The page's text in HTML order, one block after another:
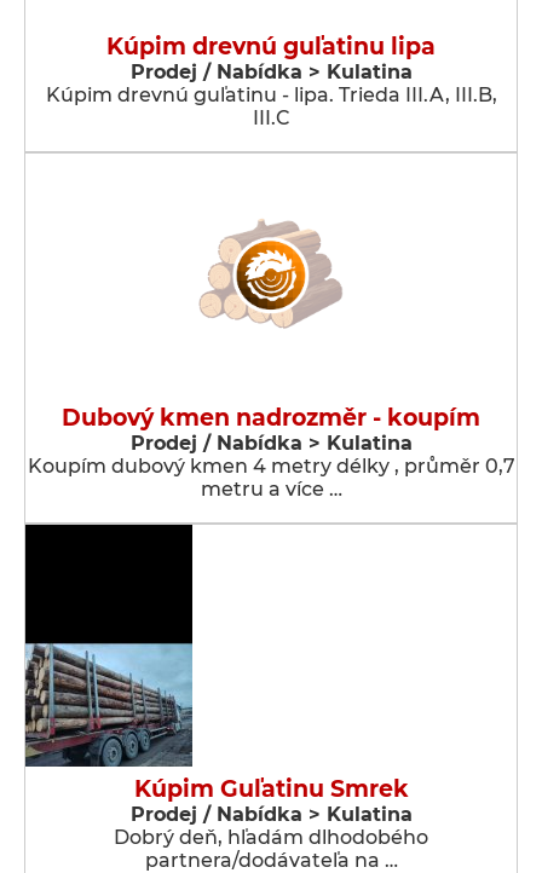
Kúpim drevnú guľatinu lipa
Prodej / Nabídka > Kulatina
Kúpim drevnú guľatinu - lipa. Trieda III.A, III.B,
III.C
Dubový kmen nadrozměr - koupím
Prodej / Nabídka > Kulatina
Koupím dubový kmen 4 metry délky , průměr 0,7
metru a více …
Kúpim Guľatinu Smrek
Prodej / Nabídka > Kulatina
Dobrý deň, hľadám dlhodobého
partnera/dodávateľa na …